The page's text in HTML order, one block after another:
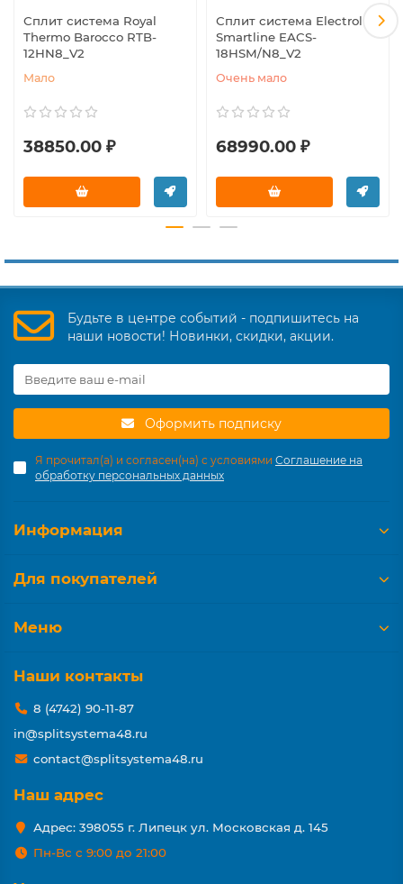
Сплит система Royal
Thermo Barocco RTB-
12HN8_V2
Мало
38850.00 ₽
Сплит система Electrolux
Smartline EACS-
18HSM/N8_V2
Очень мало
68990.00 ₽
Будьте в центре событий - подпишитесь на
наши новости! Новинки, скидки, акции.
Оформить подписку
Я прочитал(а) и согласен(на) с условиями Соглашение на
обработку персональных данных
Информация
Для покупателей
Меню
Наши контакты
8 (4742) 90-11-87
in@splitsystema48.ru
contact@splitsystema48.ru
Наш адрес
Адрес: 398055 г. Липецк ул. Московская д. 145
Пн-Вс с 9:00 до 21:00